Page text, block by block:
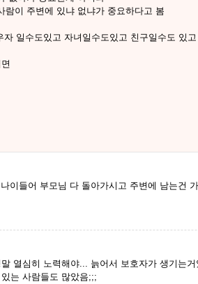
람이 주변에 있냐 없냐가 중요하다고 봄
일수도있고 자녀일수도있고 친구일수도 있고
이들어 부모님 다 돌아가시고 주변에 남는건
열심히 노력해야... 늙어서 보호자가 생기는
는 사람들도 많았음;;;